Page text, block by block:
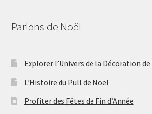
Parlons de Noël
Explorer l’Univers de la Décoration
L’Histoire du Pull de Noël
Profiter des Fêtes de Fin d’Année